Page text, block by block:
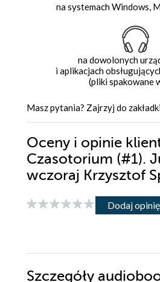
na systemach Windows,
na dowolonych
i aplikacjach
(pliki spakowane
Masz pytania? Zajrzyj do
Oceny i opinie
Czasotorium (#1).
wczoraj Krzysztof
Dodaj opinię
Szczegóły